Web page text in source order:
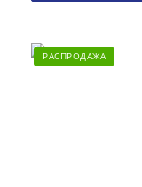
РАСПРОДАЖА